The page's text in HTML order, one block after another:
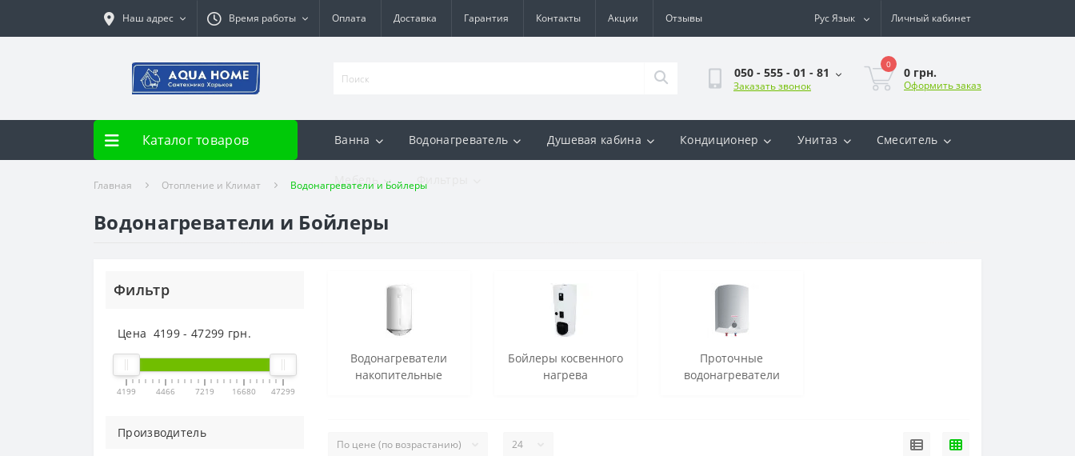
Наш адрес Время работы Оплата Доставка Гарантия Контакты Акции Отзывы РусЯзык Личный кабинет
050 - 555 - 01 - 81
Заказать звонок
0
0 грн.
Оформить заказ
Каталог товаров Ванна Водонагреватель Душевая кабина Кондиционер Унитаз Смеситель
Главная Отопление и Климат Водонагреватели и Бойлеры
Водонагреватели и Бойлеры
Фильтр
Цена 4199 - 47299 грн.
4199 4466 7219 16680 47299
Производитель
Водонагреватели
накопительные
Бойлеры косвенного
нагрева
Проточные
водонагреватели